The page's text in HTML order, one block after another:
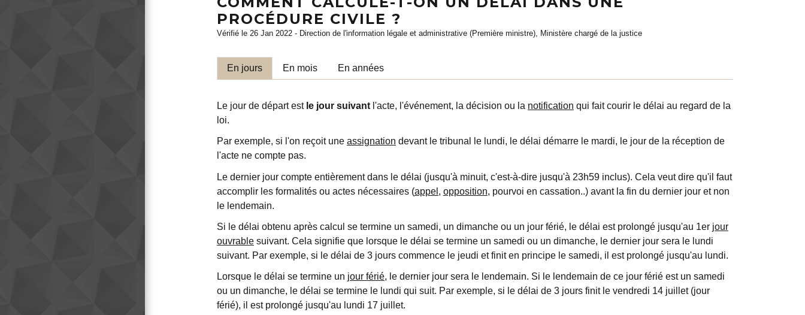
PROCÉDURE CIVILE ?
Vérifié le 26 Jan 2022 - Direction de l'information légale et administrative (Première ministre), Ministère chargé de la justice
En jours En mois En années
Le jour de départ est le jour suivantl'acte, l'événement, la décision ou la notification qui fait courir le délai au regard de la
loi.
Par exemple, si l'on reçoit une assignation devant le tribunal le lundi, le délai démarre le mardi, le jour de la réception de
l'acte ne compte pas.
Le dernier jour compte entièrement dans le délai (jusqu'à minuit, c'est-à-dire jusqu'à 23h59 inclus). Cela veut dire qu'il faut
accomplir les formalités ou actes nécessaires (appel , opposition, pourvoi en cassation..) avant la fin du dernier jour et non
le lendemain.
Si le délai obtenu après calcul se termine un samedi, un dimanche ou un jour férié, le délai est prolongé jusqu'au 1er jour
ouvrablesuivant. Cela signifie que lorsque le délai se termine un samedi ou un dimanche, le dernier jour sera le lundi
suivant. Par exemple, si le délai de 3 jours commence le jeudi et finit en principe le samedi, il est prolongé jusqu'au lundi.
Lorsque le délai se termine un jour férié, le dernier jour sera le lendemain. Si le lendemain de ce jour férié est un samedi
ou un dimanche, le délai se termine le lundi qui suit. Par exemple, si le délai de 3 jours finit le vendredi 14 juillet (jour
férié), il est prolongé jusqu'au lundi 17 juillet.